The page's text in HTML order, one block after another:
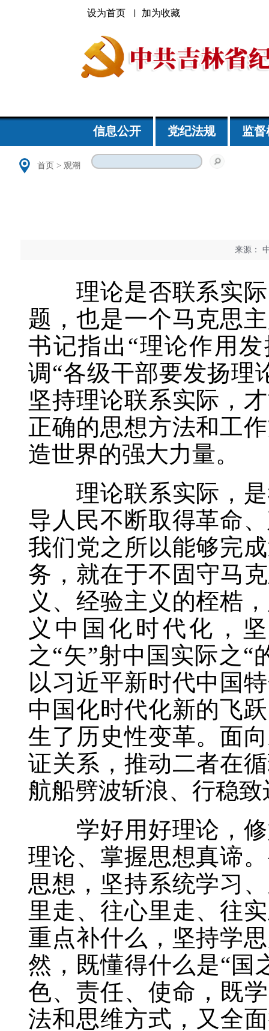
设为首页 加为收藏
信息公开 党纪法规 监
首页 > 观潮
来源：
理论是否联系实际
题，也是一个马克思
书记指出“理论作用
调“各级干部要发扬理
坚持理论联系实际，
正确的思想方法和工
造世界的强大力量。
理论联系实际，是
导人民不断取得革命
我们党之所以能够完
务，就在于不固守马
义、经验主义的桎梏
义中国化时代化，
之“矢”射中国实际之
以习近平新时代中国
中国化时代化新的飞
生了历史性变革。面
证关系，推动二者在
航船劈波斩浪、行稳致
学好用好理论，修
理论、掌握思想真谛
思想，坚持系统学习
里走、往心里走、往
重点补什么，坚持学
然，既懂得什么是“国
色、责任、使命，既
法和思维方式，又全